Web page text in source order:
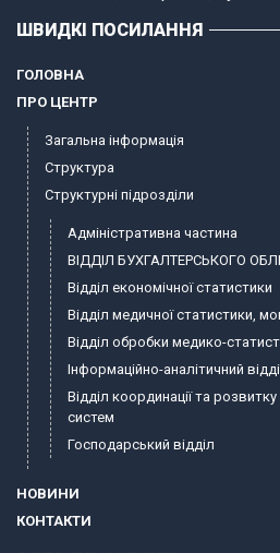
ШВИДКІ ПОСИЛАННЯ
ГОЛОВНА
ПРО ЦЕНТР
Загальна інформація
Структура
Структурні підрозділи
Адміністративна частина
ВІДДІЛ БУХГАЛТЕРСЬКОГО
Відділ економічної статистики
Відділ медичної статистики,
Відділ обробки медико-
Інформаційно-аналітичний
Відділ координації та
систем
Господарський відділ
НОВИНИ
КОНТАКТИ